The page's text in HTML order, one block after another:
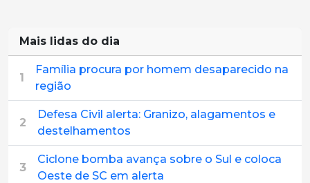
Mais lidas do dia
1
Família procura por homem desaparecido na
região
2
Defesa Civil alerta: Granizo, alagamentos e
destelhamentos
3
Ciclone bomba avança sobre o Sul e coloca
Oeste de SC em alerta